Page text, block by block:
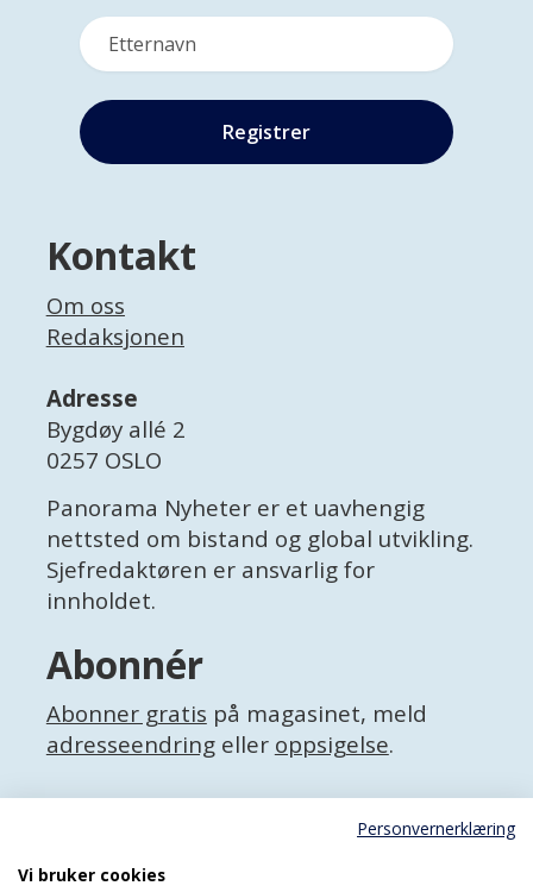
Kontakt
Om oss
Redaksjonen
Adresse
Bygdøy allé 2
0257 OSLO
Panorama Nyheter er et uavhengig
nettsted om bistand og global utvikling.
Sjefredaktøren er ansvarlig for
innholdet.
Abonnér
Abonner gratis på magasinet, meld
adresseendringeller oppsigelse.
Facebook
Personvernerklæring
Personvernerklæring
Vi bruker cookies